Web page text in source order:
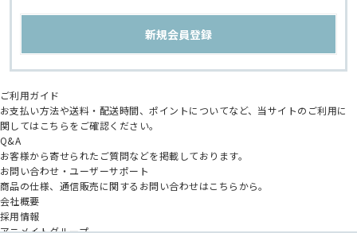
ご利用ガイド
お支払い方法や送料・配送時間、ポイントについてなど、当サイトのご利用に
関してはこちらをご確認ください。
Q&A
お客様から寄せられたご質問などを掲載しております。
お問い合わせ・ユーザーサポート
商品の仕様、通信販売に関するお問い合わせはこちらから。
会社概要
採用情報